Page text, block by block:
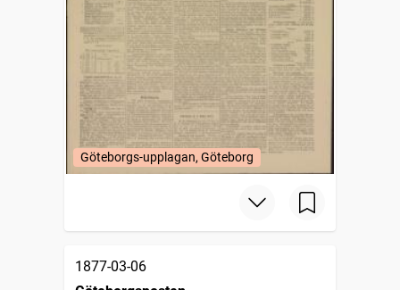
Göteborgs-upplagan, Göteborg
1877-03-06